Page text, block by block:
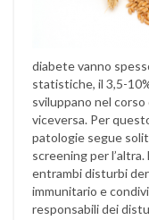
diabete vanno
statistiche, il 3,5-
sviluppano nel
viceversa. Per
patologie segue
screening per
entrambi disturbi
immunitario e
responsabili dei